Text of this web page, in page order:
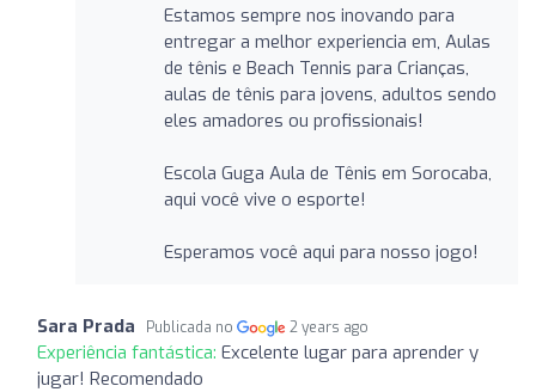
Estamos sempre nos inovando para
entregar a melhor experiencia em, Aulas
de tênis e Beach Tennis para Crianças,
aulas de tênis para jovens, adultos sendo
eles amadores ou profissionais!
Escola Guga Aula de Tênis em Sorocaba,
aqui você vive o esporte!
Esperamos você aqui para nosso jogo!
Sara Prada Publicada no 2 years ago
Experiência fantástica: Excelente lugar para aprender y
jugar! Recomendado